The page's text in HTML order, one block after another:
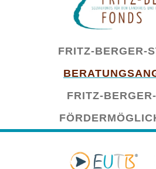
überspringenFRITZ-BERGER-
FRITZ-